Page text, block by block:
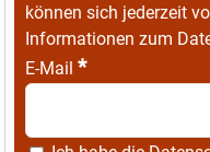
können sich jederzeit
Informationen zum
E-Mail *